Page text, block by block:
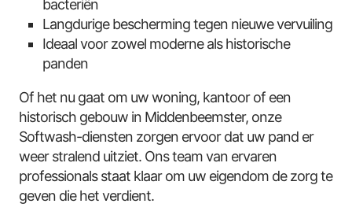
bacteriën
Langdurige bescherming tegen nieuwe vervuiling
Ideaal voor zowel moderne als historische
panden
Of het nu gaat om uw woning, kantoor of een
historisch gebouw in Middenbeemster, onze
Softwash-diensten zorgen ervoor dat uw pand er
weer stralend uitziet. Ons team van ervaren
professionals staat klaar om uw eigendom de zorg te
geven die het verdient.